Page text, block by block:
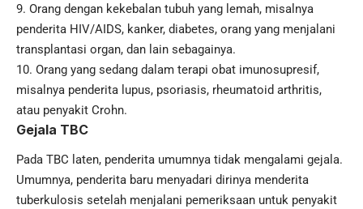
9. Orang dengan kekebalan tubuh yang lemah, misalnya
penderita HIV/AIDS, kanker, diabetes, orang yang menjalani
transplantasi organ, dan lain sebagainya.
10. Orang yang sedang dalam terapi obat imunosupresif,
misalnya penderita lupus, psoriasis, rheumatoid arthritis,
atau penyakit Crohn.
Gejala TBC
Pada TBC laten, penderita umumnya tidak mengalami gejala.
Umumnya, penderita baru menyadari dirinya menderita
tuberkulosis setelah menjalani pemeriksaan untuk penyakit